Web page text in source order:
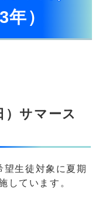
）
）サマース
生徒対象に夏期
しています。